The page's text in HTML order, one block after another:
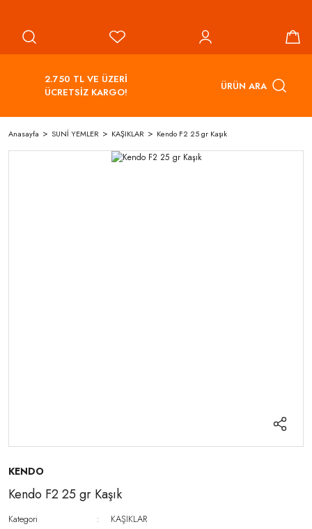
2.750 TL VE ÜZERİ
ÜCRETSİZ KARGO!
ÜRÜN ARA
Anasayfa SUNİ YEMLER KAŞIKLAR Kendo F2 25 gr Kaşık
KENDO
Kendo F2 25 gr Kaşık
Kategori
KAŞIKLAR